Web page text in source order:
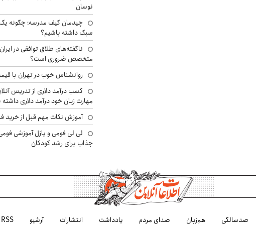
نوسان
چیدمان کیف مدرسه؛ چگونه
سبک داشته باشیم؟
ناگفته‌های طلاق توافقی در
متخصص ضروری است؟
روانشناس خوب در تهران با
کسب درآمد دلاری از تدریس
مهارت زبان خود درآمد دلاری
آموزش نکات مهم قبل از خرید
لی لی فومی و پازل آموزشی
جذاب برای رشد کودکان
صدسالگی هم‌زبان صدای مردم یادداشت انتشارات آرشیو RSS